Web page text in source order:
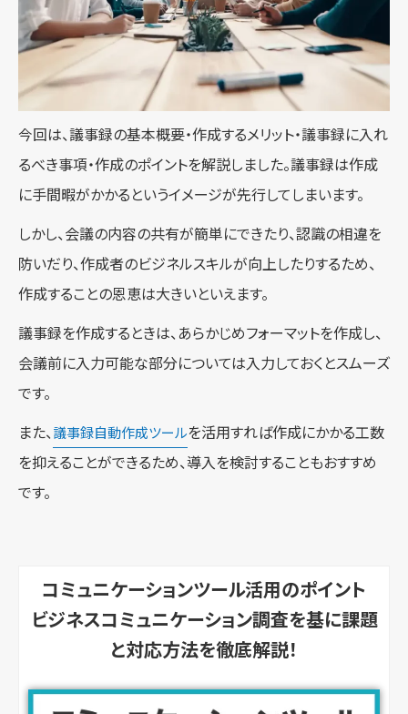
今回は、議事録の基本概要・作成するメリット・議事録に入れ
るべき事項・作成のポイントを解説しました。議事録は作成
に手間暇がかかるというイメージが先行してしまいます。
しかし、会議の内容の共有が簡単にできたり、認識の相違を
防いだり、作成者のビジネルスキルが向上したりするため、
作成することの恩恵は大きいといえます。
議事録を作成するときは、あらかじめフォーマットを作成し、
会議前に入力可能な部分については入力しておくとスムーズ
です。
また、議事録自動作成ツールを活用すれば作成にかかる工数
を抑えることができるため、導入を検討することもおすすめ
です。
コミュニケーションツール活用のポイント
ビジネスコミュニケーション調査を基に課題
と対応方法を徹底解説！